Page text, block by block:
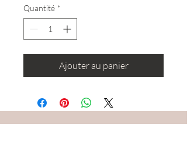
Quantité *
Ajouter au panier